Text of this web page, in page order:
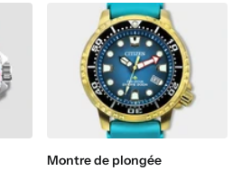
Montre de plongée